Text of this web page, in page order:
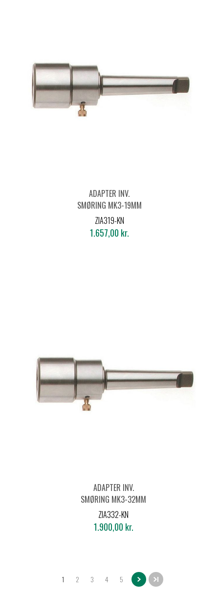
ADAPTER INV.
SMØRING MK3-19MM
ZIA319-KN
1.657,00 kr.
ADAPTER INV.
SMØRING MK3-32MM
ZIA332-KN
1.900,00 kr.
1 2 3 4 5